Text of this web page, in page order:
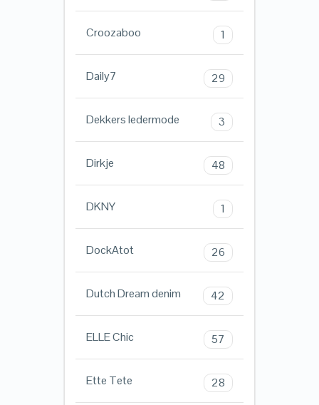
Croozaboo 1
Daily7 29
Dekkers ledermode 3
Dirkje 48
DKNY 1
DockAtot 26
Dutch Dream denim 42
ELLE Chic 57
Ette Tete 28